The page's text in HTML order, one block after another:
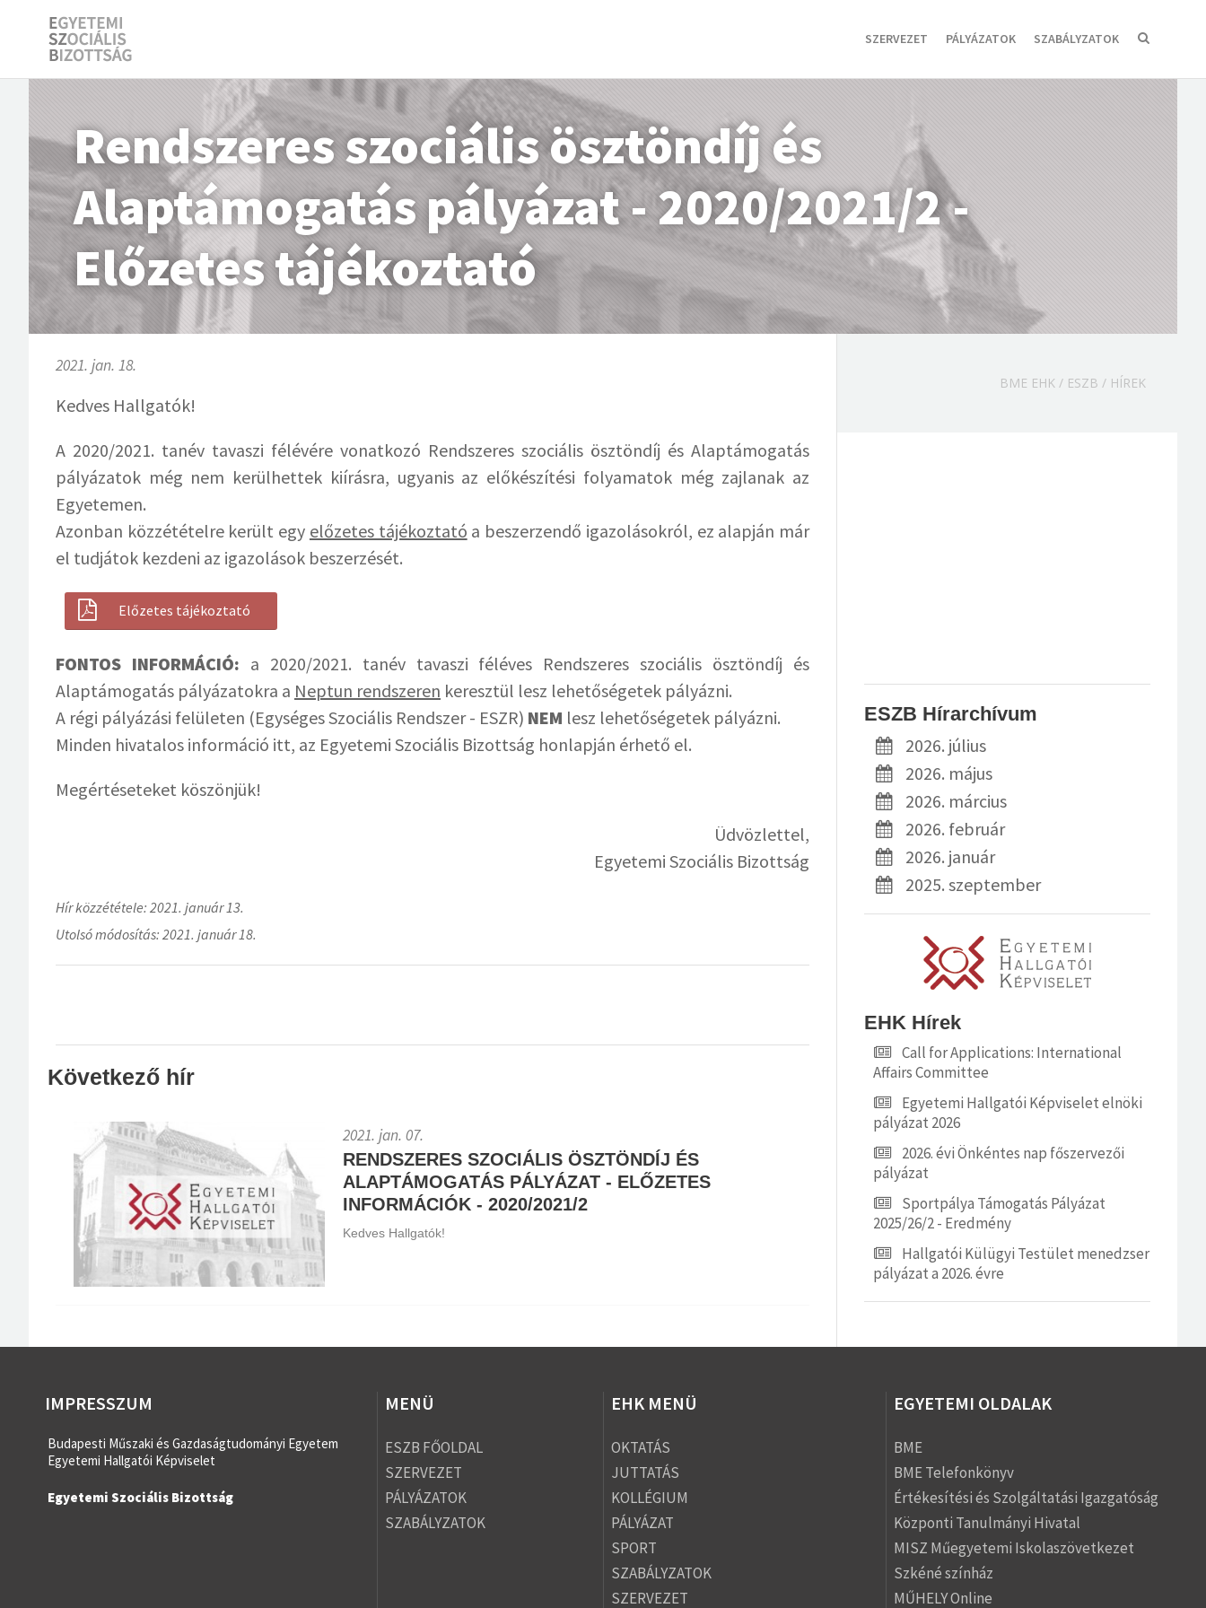
SZERVEZET PÁLYÁZATOK SZABÁLYZATOK
Rendszeres szociális ösztöndíj és
Alaptámogatás pályázat - 2020/2021/2 -
Előzetes tájékoztató
2021. jan. 18.
Kedves Hallgatók!
A 2020/2021. tanév tavaszi félévére vonatkozó Rendszeres szociális ösztöndíj és Alaptámogatás
pályázatok még nem kerülhettek kiírásra, ugyanis az előkészítési folyamatok még zajlanak az
Egyetemen.
Azonban közzétételre került egy előzetes tájékoztató a beszerzendő igazolásokról, ez alapján már
el tudjátok kezdeni az igazolások beszerzését.
Előzetes tájékoztató
FONTOS INFORMÁCIÓ: a 2020/2021. tanév tavaszi féléves Rendszeres szociális ösztöndíj és
Alaptámogatás pályázatokra a Neptun rendszeren keresztül lesz lehetőségetek pályázni.
A régi pályázási felületen (Egységes Szociális Rendszer - ESZR) NEM lesz lehetőségetek pályázni.
Minden hivatalos információ itt, az Egyetemi Szociális Bizottság honlapján érhető el.
Megértéseteket köszönjük!
Üdvözlettel,
Egyetemi Szociális Bizottság
Hír közzététele: 2021. január 13.
Utolsó módosítás: 2021. január 18.
Következő hír
2021. jan. 07.
RENDSZERES SZOCIÁLIS ÖSZTÖNDÍJ ÉS
ALAPTÁMOGATÁS PÁLYÁZAT - ELŐZETES
INFORMÁCIÓK - 2020/2021/2
Kedves Hallgatók!
BME EHK / ESZB / HÍREK
ESZB Hírarchívum
2026. július
2026. május
2026. március
2026. február
2026. január
2025. szeptember
EHK Hírek
Call for Applications: International
Affairs Committee
Egyetemi Hallgatói Képviselet elnöki
pályázat 2026
2026. évi Önkéntes nap főszervezői
pályázat
Sportpálya Támogatás Pályázat
2025/26/2 - Eredmény
Hallgatói Külügyi Testület menedzser
pályázat a 2026. évre
IMPRESSZUM
Budapesti Műszaki és Gazdaságtudományi Egyetem
Egyetemi Hallgatói Képviselet
Egyetemi Szociális Bizottság
MENÜ
ESZB FŐOLDAL
SZERVEZET
PÁLYÁZATOK
SZABÁLYZATOK
EHK MENÜ
OKTATÁS
JUTTATÁS
KOLLÉGIUM
PÁLYÁZAT
SPORT
SZABÁLYZATOK
SZERVEZET
EGYETEMI OLDALAK
BME
BME Telefonkönyv
Értékesítési és Szolgáltatási Igazgatóság
Központi Tanulmányi Hivatal
MISZ Műegyetemi Iskolaszövetkezet
Szkéné színház
MŰHELY Online